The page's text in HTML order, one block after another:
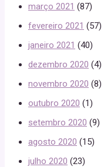
março 2021 (87)
fevereiro 2021 (57)
janeiro 2021 (40)
dezembro 2020 (4)
novembro 2020 (8)
outubro 2020 (1)
setembro 2020 (9)
agosto 2020 (15)
julho 2020 (23)